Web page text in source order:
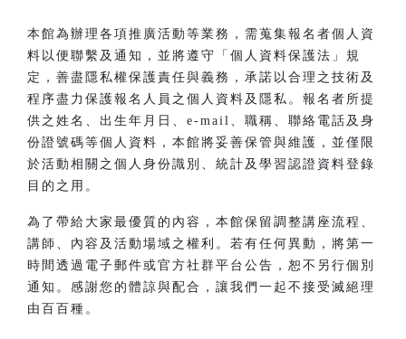
本館為辦理各項推廣活動等業務，需蒐集報名者個人資
料以便聯繫及通知，並將遵守「個人資料保護法」規
定，善盡隱私權保護責任與義務，承諾以合理之技術及
程序盡力保護報名人員之個人資料及隱私。報名者所提
供之姓名、出生年月日、e-mail、職稱、聯絡電話及身
份證號碼等個人資料，本館將妥善保管與維護，並僅限
於活動相關之個人身份識別、統計及學習認證資料登錄
目的之用。
為了帶給大家最優質的內容，本館保留調整講座流程、
講師、內容及活動場域之權利。若有任何異動，將第一
時間透過電子郵件或官方社群平台公告，恕不另行個別
通知。感謝您的體諒與配合，讓我們一起不接受滅絕理
由百百種。